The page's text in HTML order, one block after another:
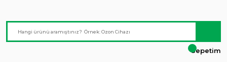
Sepetim